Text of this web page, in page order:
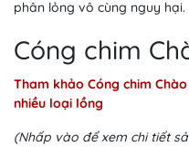
phân lỏng vô cùng nguy hại.
Cóng chim
Tham khảo Cóng chim
nhiều loại lồng
(Nhấp vào để xem chi tiết